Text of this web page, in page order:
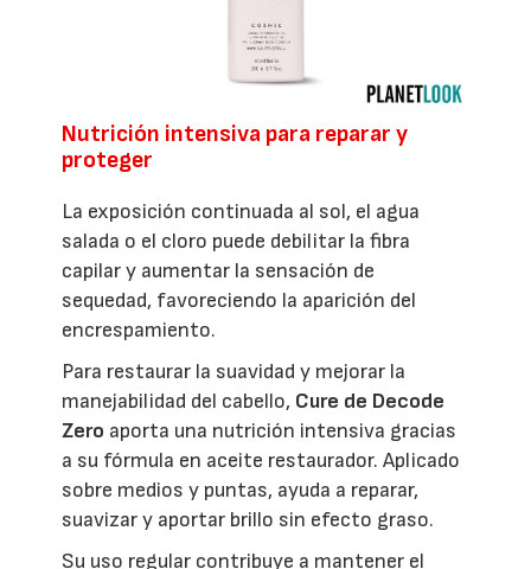
Nutrición intensiva para reparar y
proteger
La exposición continuada al sol, el agua
salada o el cloro puede debilitar la fibra
capilar y aumentar la sensación de
sequedad, favoreciendo la aparición del
encrespamiento.
Para restaurar la suavidad y mejorar la
manejabilidad del cabello, Cure de Decode
Zero aporta una nutrición intensiva gracias
a su fórmula en aceite restaurador. Aplicado
sobre medios y puntas, ayuda a reparar,
suavizar y aportar brillo sin efecto graso.
Su uso regular contribuye a mantener el